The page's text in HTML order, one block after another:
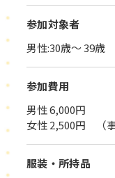
参加対象者
男性:30歳～ 39歳
参加費用
男性 6,000円
女性 2,500円 （事
服装・所持品